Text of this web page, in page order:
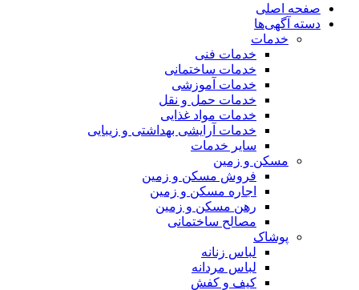
اصلی
آگهی‌ها
خدمات
خدمات فنی
خدمات ساختمانی
خدمات آموزشی
خدمات حمل و نقل
خدمات مواد غذایی
خدمات آرایشی بهداشتی و زیبایی
سایر خدمات
مسکن و زمین
فروش مسکن و زمین
اجاره مسکن و زمین
رهن مسکن و زمین
مصالح ساختمانی
پوشاک
لباس زنانه
لباس مردانه
کیف و کفش